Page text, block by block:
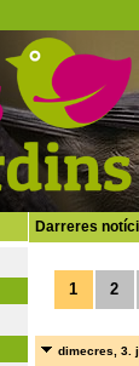
Darreres
1 2
dimecres, 3.